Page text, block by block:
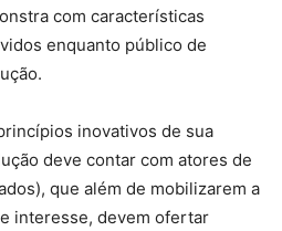
com características
enquanto público de
inovativos de sua
deve contar com atores de
que além de mobilizarem a
interesse, devem ofertar